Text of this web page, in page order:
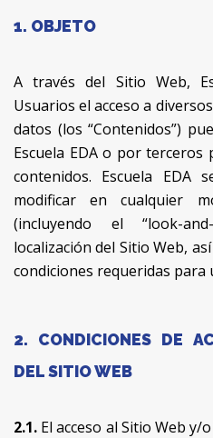
1. OBJETO
A través del Sitio Web,
Usuarios el acceso a
datos (los “Contenidos”)
Escuela EDA o por terceros
contenidos. Escuela EDA
modificar en cualquier
(incluyendo el “look-
localización del Sitio Web,
condiciones requeridas para
2. CONDICIONES DE
DEL SITIO WEB
2.1. El acceso al Sitio Web